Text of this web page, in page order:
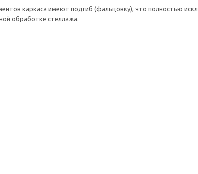
каркаса имеют подгиб (фальцовку), что полностью
обработке стеллажа.